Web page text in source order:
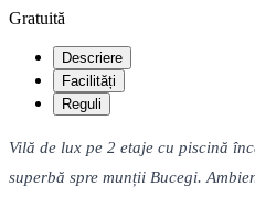
Gratuită
Descriere
Facilități
Reguli
Vilă de lux pe 2 etaje cu piscină
superbă spre munții Bucegi.